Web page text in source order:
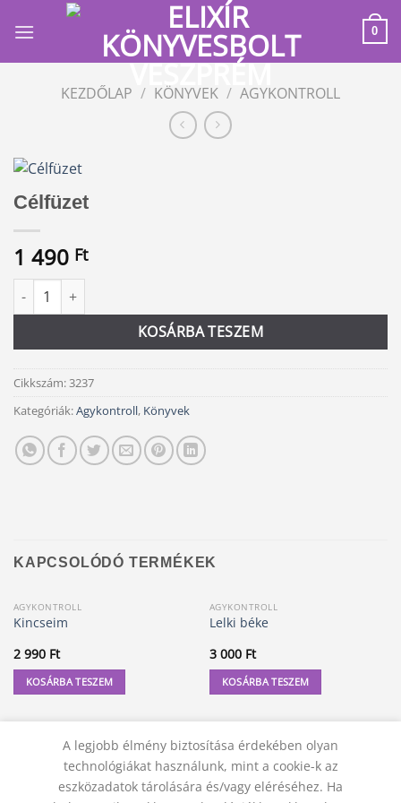
0
KEZDŐLAP / KÖNYVEK / AGYKONTROLL
Célfüzet
1 490 Ft
Célfüzet mennyiség
KOSÁRBA TESZEM
Alternative:
Cikkszám:3237
Kategóriák:Agykontroll, Könyvek
KAPCSOLÓDÓ TERMÉKEK
AGYKONTROLL
Kincseim
2 990 Ft
KOSÁRBA TESZEM
AGYKONTROLL
Lelki béke
3 000 Ft
KOSÁRBA TESZEM
A legjobb élmény biztosítása érdekében olyan
technológiákat használunk, mint a cookie-k az
eszközadatok tárolására és/vagy eléréséhez. Ha